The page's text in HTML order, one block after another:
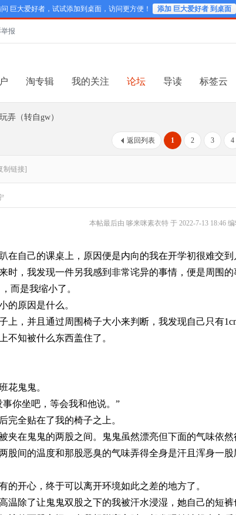
巨大爱好者，试试添加到桌面，访问更方便！ 添加 巨大爱好者 到桌面
报
淘专辑 我的关注 论坛 导读 标签云
弄（转自gw）
1 2 3 4
返回列表
制链接]
本帖最后由 哆来咪素衣特 于 2022-7-13 18:46
在自己的课桌上，原因便是内向的我在开学初很难交
时，我发现一件另我感到非常诧异的事情，便是周围
而是我缩小了。
的原因是什么。
上，并且通过周围椅子大小来判断，我发现自己只有
不知被什么东西盖住了。
花鬼鬼。
你坐吧，等会我和他说。”
完全贴在了我的椅子之上。
夹在鬼鬼的两股之间。鬼鬼虽然漂亮但下面的气味依
股间的温度和那股恶臭的气味弄得全身是汗且浑身一股
的开心，终于可以离开环境如此之差的地方了。
温除了让鬼鬼双股之下的我被汗水浸湿，她自己的短